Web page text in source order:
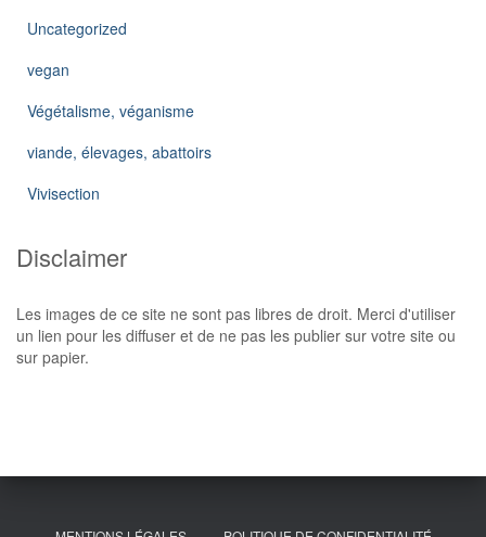
Uncategorized
vegan
Végétalisme, véganisme
viande, élevages, abattoirs
Vivisection
Disclaimer
Les images de ce site ne sont pas libres de droit. Merci d'utiliser
un lien pour les diffuser et de ne pas les publier sur votre site ou
sur papier.